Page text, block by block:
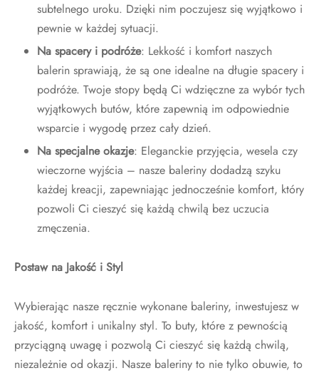
subtelnego uroku. Dzięki nim poczujesz się wyjątkowo i
pewnie w każdej sytuacji.
Na spacery i podróże: Lekkość i komfort naszych
balerin sprawiają, że są one idealne na długie spacery i
podróże. Twoje stopy będą Ci wdzięczne za wybór tych
wyjątkowych butów, które zapewnią im odpowiednie
wsparcie i wygodę przez cały dzień.
Na specjalne okazje: Eleganckie przyjęcia, wesela czy
wieczorne wyjścia – nasze baleriny dodadzą szyku
każdej kreacji, zapewniając jednocześnie komfort, który
pozwoli Ci cieszyć się każdą chwilą bez uczucia
zmęczenia.
Postaw na Jakość i Styl
Wybierając nasze ręcznie wykonane baleriny, inwestujesz w
jakość, komfort i unikalny styl. To buty, które z pewnością
przyciągną uwagę i pozwolą Ci cieszyć się każdą chwilą,
niezależnie od okazji. Nasze baleriny to nie tylko obuwie, to